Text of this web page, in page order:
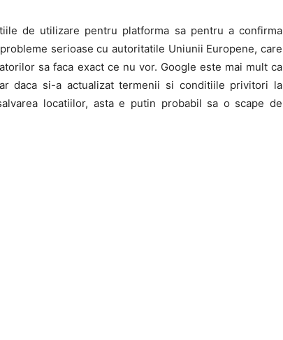
de utilizare pentru platforma sa pentru a confirma
serioase cu autoritatile Uniunii Europene, care
sa faca exact ce nu vor. Google este mai mult ca
daca si-a actualizat termenii si conditiile privitori la
locatiilor, asta e putin probabil sa o scape de